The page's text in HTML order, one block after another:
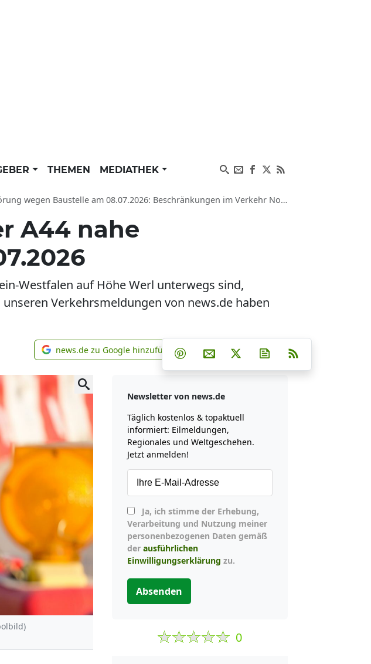
THEMEN MEDIATHEK
08.07.2026: Beschränkungen im Verkehr Nordrhein-Westfalen, Staugefahr in Ostbüderich auf A44
A44 nahe
Westfalen auf Höhe Werl unterwegs sind,
Verkehrsmeldungen von news.de haben
news.de zu Google hinzufügen
news.de zu Google hinzufügen Teilen auf Facebook
Teilen auf Whatsapp
Teilen auf Telegram
Teilen auf Pinterest
Per E-Mail teilen
Post auf XNewsletter
Newsletter von news.de
Täglich kostenlos & topaktuell
informiert: Eilmeldungen,
Regionales und Weltgeschehen.
Jetzt anmelden!
Verarbeitung und Nutzung meiner
personenbezogenen Daten gemäß
der ausführlichen
Einwilligungserklärung zu.
Absenden
0